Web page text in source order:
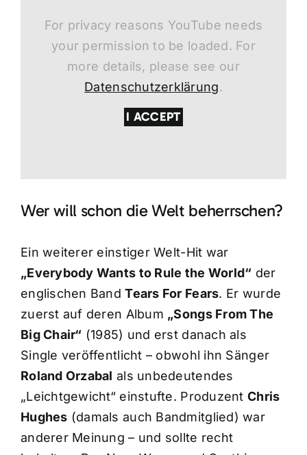
For privacy reasons YouTube needs
your permission to be loaded. For
more details, please see our
Datenschutzerklärung.
I ACCEPT
Wer will schon die Welt beherrschen?
Ein weiterer einstiger Welt-Hit war
„Everybody Wants to Rule the World“ der
englischen BandTears For Fears. Er wurde
zuerst auf deren Album „Songs From The
Big Chair“ (1985) und erst danach als
Single veröffentlicht – obwohl ihn Sänger
Roland Orzabal als unbedeutendes
„Leichtgewicht“ einstufte. Produzent Chris
Hughes (damals auch Bandmitglied) war
anderer Meinung – und sollte recht